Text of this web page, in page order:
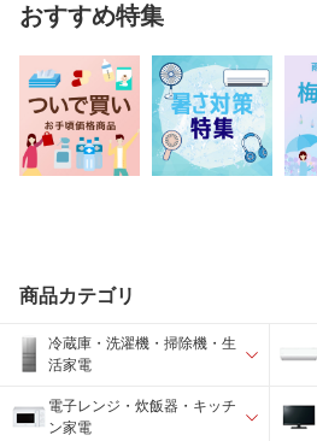
おすすめ特集
商品カテゴリ
冷蔵庫・洗濯機・掃除機・生
活家電
電子レンジ・炊飯器・キッチ
ン家電